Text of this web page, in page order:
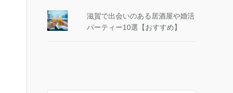
滋賀で出会いのある居酒屋や婚活
パーティー10選【おすすめ】